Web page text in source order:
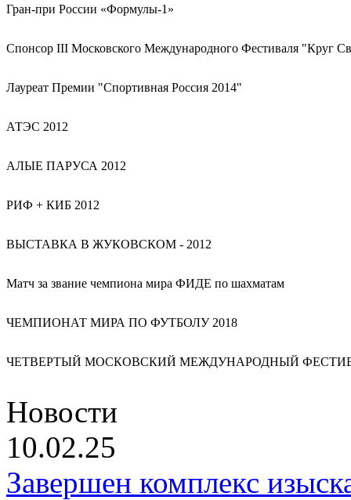
Гран-при России «Формулы-1»
Спонсор III Московского Международного Фестиваля "Круг
Лауреат Премии "Спортивная Россия 2014"
АТЭС 2012
АЛЫЕ ПАРУСА 2012
РИФ + КИБ 2012
ВЫСТАВКА В ЖУКОВСКОМ - 2012
Матч за звание чемпиона мира ФИДЕ по шахматам
ЧЕМПИОНАТ МИРА ПО ФУТБОЛУ 2018
ЧЕТВЕРТЫЙ МОСКОВСКИЙ МЕЖДУНАРОДНЫЙ
Новости
10.02.25
Завершен комплекс